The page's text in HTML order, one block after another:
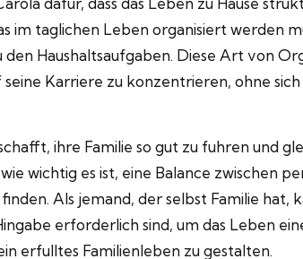
im taglichen Leben organisiert werden
den Haushaltsaufgaben. Diese Art von
Karriere zu konzentrieren, ohne sich
ihre Familie so gut zu fuhren und
wichtig es ist, eine Balance zwischen
Als jemand, der selbst Familie hat,
erforderlich sind, um das Leben
erfulltes Familienleben zu gestalten.